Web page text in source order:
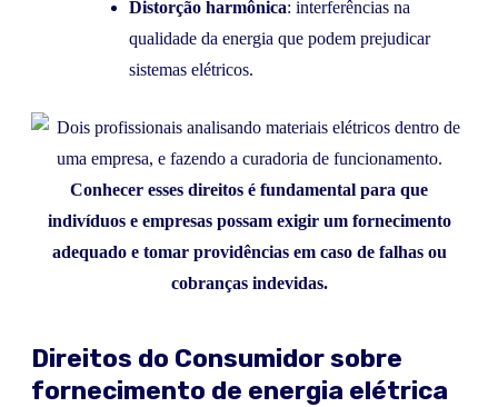
Distorção harmônica: interferências na
qualidade da energia que podem prejudicar
sistemas elétricos.
Conhecer esses direitos é fundamental para que
indivíduos e empresas possam exigir um fornecimento
adequado e tomar providências em caso de falhas ou
cobranças indevidas.
Direitos do Consumidor sobre
fornecimento de energia elétrica